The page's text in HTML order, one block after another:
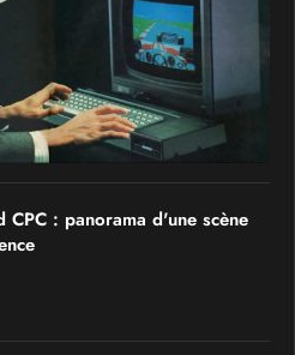
GEEKS
20 septembre 2026- à Saint-
GEEKS
18 octobre 2026
CPC : panorama d'une scène